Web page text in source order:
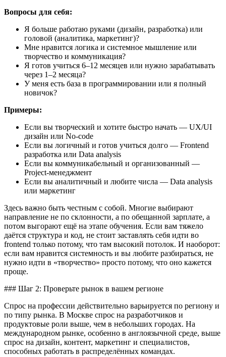
Вопросы для себя:
Я больше работаю руками (дизайн, разработка) или
головой (аналитика, маркетинг)?
Мне нравится логика и системное мышление или
творчество и коммуникация?
Я готов учиться 6–12 месяцев или нужно зарабатывать
через 1–2 месяца?
У меня есть база в программировании или я полный
новичок?
Примеры:
Если вы творческий и хотите быстро начать — UX/UI
дизайн или No-code
Если вы логичный и готов учиться долго — Frontend
разработка или Data analysis
Если вы коммуникабельный и организованный —
Project-менеджмент
Если вы аналитичный и любите числа — Data analysis
или маркетинг
Здесь важно быть честным с собой. Многие выбирают
направление не по склонности, а по обещанной зарплате, а
потом выгорают ещё на этапе обучения. Если вам тяжело
даётся структура и код, не стоит заставлять себя идти во
frontend только потому, что там высокий потолок. И наоборот:
если вам нравится системность и вы любите разбираться, не
нужно идти в «творчество» просто потому, что оно кажется
проще.
### Шаг 2: Проверьте рынок в вашем регионе
Спрос на профессии действительно варьируется по региону и
по типу рынка. В Москве спрос на разработчиков и
продуктовые роли выше, чем в небольших городах. На
международном рынке, особенно в англоязычной среде, выше
спрос на дизайн, контент, маркетинг и специалистов,
способных работать в распределённых командах.